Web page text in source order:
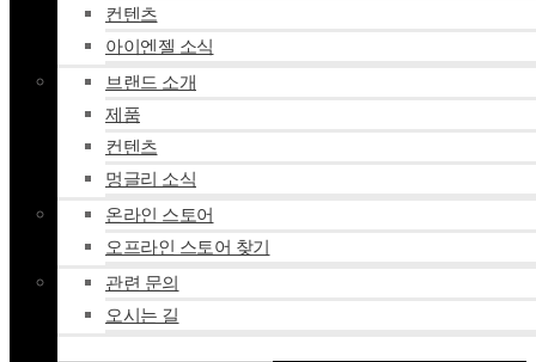
컨텐츠
아이엔젤 소식
브랜드 소개
제품
컨텐츠
멍글리 소식
온라인 스토어
오프라인 스토어 찾기
관련 문의
오시는 길